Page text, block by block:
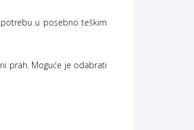
u posebno teškim
prah. Moguće je odabrati